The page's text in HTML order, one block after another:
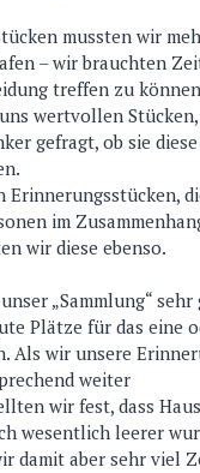
mussten wir
– wir brauchten
treffen zu
wertvollen
gefragt, ob sie
Erinnerungsstücken,
im
wir diese ebenso.
„Sammlung“ sehr
Plätze für das eine
Als wir unsere
weiter
wir fest, dass
wesentlich leerer
damit aber sehr viel